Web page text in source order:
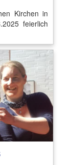
Kirchen in
feierlich